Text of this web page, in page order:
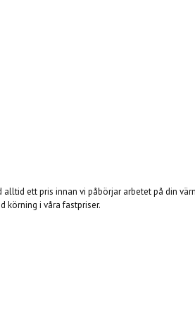
ett pris innan vi påbörjar arbetet på din
körning i våra fastpriser.